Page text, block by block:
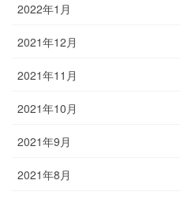
2022年1月
2021年12月
2021年11月
2021年10月
2021年9月
2021年8月